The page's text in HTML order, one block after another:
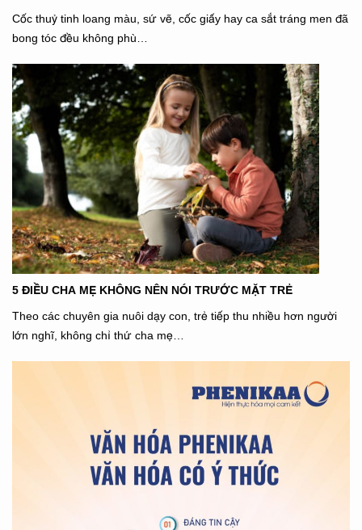
Cốc thuỷ tinh loang màu, sứ vẽ, cốc giấy hay ca sắt tráng men đã
bong tóc đều không phù…
5 ĐIỀU CHA MẸ KHÔNG NÊN NÓI TRƯỚC MẶT TRẺ
Theo các chuyên gia nuôi dạy con, trẻ tiếp thu nhiều hơn người
lớn nghĩ, không chỉ thứ cha mẹ…